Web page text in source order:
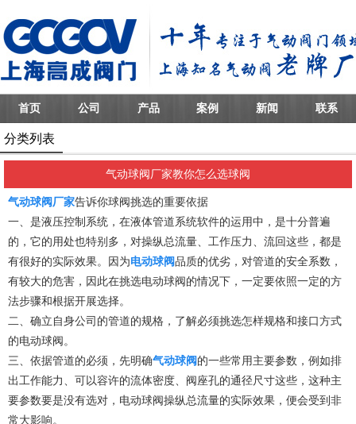
首页 公司 产品 案例 新闻 联系
分类列表
气动球阀厂家教你怎么选球阀
气动球阀厂家告诉你球阀挑选的重要依据
一、是液压控制系统，在液体管道系统软件的运用中，是十分普遍
的，它的用处也特别多，对操纵总流量、工作压力、流回这些，都是
有很好的实际效果。因为电动球阀品质的优劣，对管道的安全系数，
有较大的危害，因此在挑选电动球阀的情况下，一定要依照一定的方
法步骤和根据开展选择。
二、确立自身公司的管道的规格，了解必须挑选怎样规格和接口方式
的电动球阀。
三、依据管道的必须，先明确气动球阀 的一些常用主要参数，例如排
出工作能力、可以容许的流体密度、阀座孔的通径尺寸这些，这种主
要参数要是没有选对，电动球阀操纵总流量的实际效果，便会受到非
常大影响。